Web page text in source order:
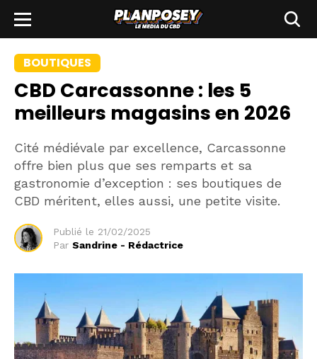
BOUTIQUES
CBD Carcassonne : les 5
meilleurs magasins en 2026
Cité médiévale par excellence, Carcassonne
offre bien plus que ses remparts et sa
gastronomie d’exception : ses boutiques de
CBD méritent, elles aussi, une petite visite.
Publié le 21/02/2025
Par Sandrine - Rédactrice